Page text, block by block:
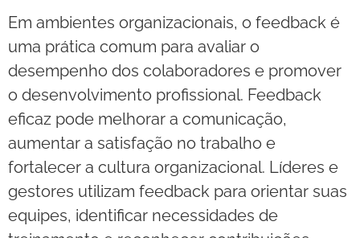
Em ambientes organizacionais, o feedback é
uma prática comum para avaliar o
desempenho dos colaboradores e promover
o desenvolvimento profissional. Feedback
eficaz pode melhorar a comunicação,
aumentar a satisfação no trabalho e
fortalecer a cultura organizacional. Líderes e
gestores utilizam feedback para orientar suas
equipes, identificar necessidades de